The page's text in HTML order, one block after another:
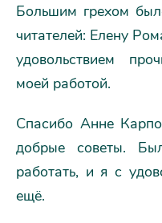
Большим грехом
читателей: Елену
удовольствием
моей работой.
Спасибо Анне
добрые советы.
работать, и я с
ещё.